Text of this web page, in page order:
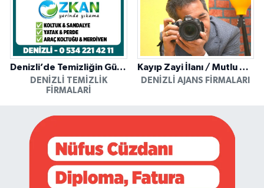
Denizli’de Temizliğin Güvenilir Adresi: Özkan Yerinde Yıkama
DENIZLI TEMIZLIK
FIRMALARI
Kayıp Zayi İlanı / Mutlu Ajans / Denizli
DENIZLI AJANS FIRMALARI